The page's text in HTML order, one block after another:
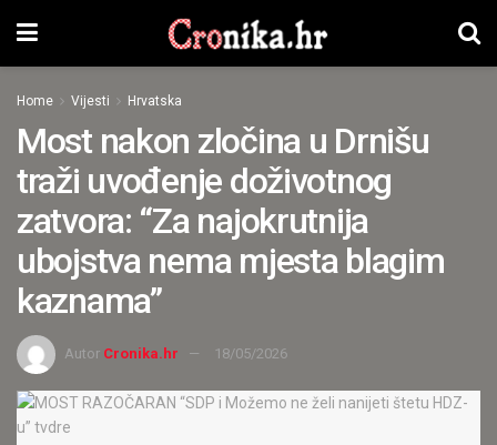
Home Vijesti Hrvatska
Most nakon zločina u Drnišu
traži uvođenje doživotnog
zatvora: “Za najokrutnija
ubojstva nema mjesta blagim
kaznama”
Autor Cronika.hr 18/05/2026